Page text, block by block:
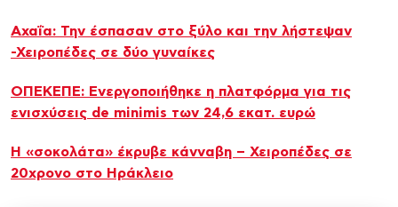
Αχαΐα: Την έσπασαν στο ξύλο και την λήστεψαν
-Χειροπέδες σε δύο γυναίκες
ΟΠΕΚΕΠΕ: Ενεργοποιήθηκε η πλατφόρμα για τις
ενισχύσεις de minimis των 24,6 εκατ. ευρώ
Η «σοκολάτα» έκρυβε κάνναβη – Χειροπέδες σε
20χρονο στο Ηράκλειο